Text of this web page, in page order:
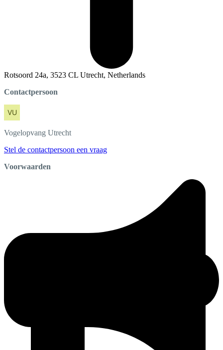
Rotsoord 24a, 3523 CL Utrecht, Netherlands
Contactpersoon
Vogelopvang Utrecht
Stel de contactpersoon een vraag
Voorwaarden